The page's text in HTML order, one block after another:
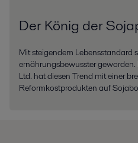
Der König der
Mit steigendem Lebensstandard
ernährungsbewusster
Ltd. hat diesen Trend mit einer
Reformkostprodukten auf